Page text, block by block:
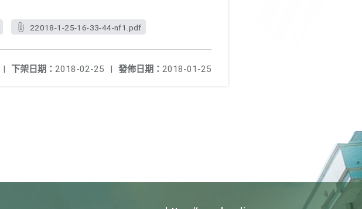
22018-1-25-16-33-44-nf1.pdf
發佈日期： 2018-01-25
下架日期： 2018-02-25 |
|